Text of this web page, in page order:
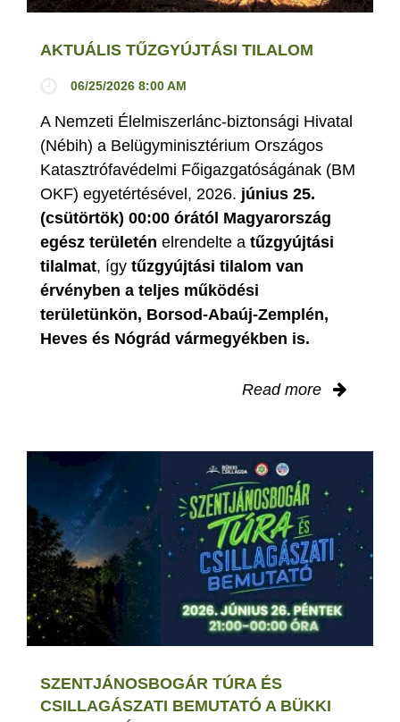
AKTUÁLIS TŰZGYÚJTÁSI TILALOM
06/25/2026 8:00 AM
A Nemzeti Élelmiszerlánc-biztonsági Hivatal
(Nébih) a Belügyminisztérium Országos
Katasztrófavédelmi Főigazgatóságának (BM
OKF) egyetértésével, 2026. június 25.
(csütörtök) 00:00 órától Magyarország
egész területén elrendelte a tűzgyújtási
tilalmat, így tűzgyújtási tilalom van
érvényben a teljes működési
területünkön, Borsod-Abaúj-Zemplén,
Heves és Nógrád vármegyékben is.
Read more
SZENTJÁNOSBOGÁR TÚRA ÉS
CSILLAGÁSZATI BEMUTATÓ A BÜKKI